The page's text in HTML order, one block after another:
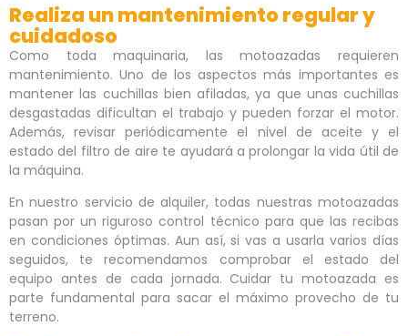
Realiza un mantenimiento regular y
cuidadoso
Como toda maquinaria, las motoazadas requieren
mantenimiento. Uno de los aspectos más importantes es
mantener las cuchillas bien afiladas, ya que unas cuchillas
desgastadas dificultan el trabajo y pueden forzar el motor.
Además, revisar periódicamente el nivel de aceite y el
estado del filtro de aire te ayudará a prolongar la vida útil de
la máquina.
En nuestro servicio de alquiler, todas nuestras motoazadas
pasan por un riguroso control técnico para que las recibas
en condiciones óptimas. Aun así, si vas a usarla varios días
seguidos, te recomendamos comprobar el estado del
equipo antes de cada jornada. Cuidar tu motoazada es
parte fundamental para sacar el máximo provecho de tu
terreno.